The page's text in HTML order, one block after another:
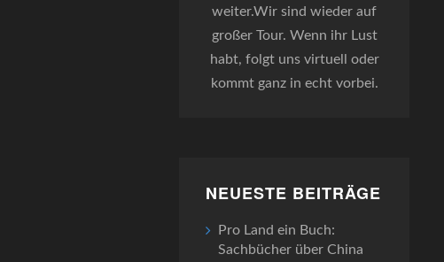
weiter.Wir sind wieder auf
großer Tour. Wenn ihr Lust
habt, folgt uns virtuell oder
kommt ganz in echt vorbei.
NEUESTE BEITRÄGE
Pro Land ein Buch:
Sachbücher über China